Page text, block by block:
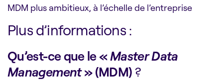
MDM plus ambitieux, à l’échelle de l’entreprise
Plus d’informations :
Qu’est-ce que le «Master Data
Management» (MDM) ?